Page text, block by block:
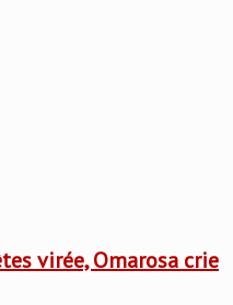
virée, Omarosa crie